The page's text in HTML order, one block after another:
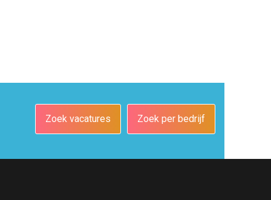
Zoek vacatures Zoek per bedrijf